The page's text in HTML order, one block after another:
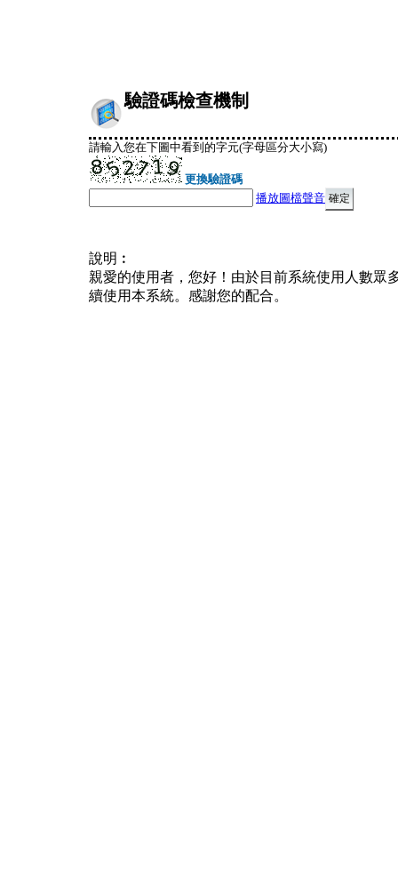
驗證碼檢查機制
請輸入您在下圖中看到的字元(字母區分大小寫)
更換驗證碼
播放圖檔聲音
說明︰
親愛的使用者，您好！由於目前系統使用人數眾
續使用本系統。感謝您的配合。